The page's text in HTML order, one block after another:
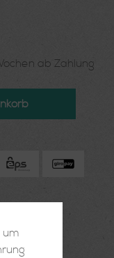
ab Zahlung
um